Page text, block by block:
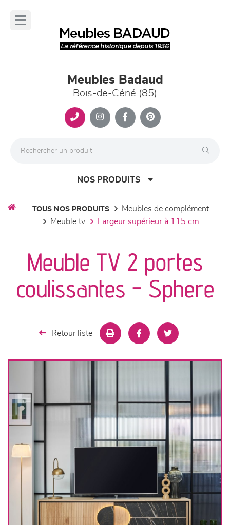
Meubles Badaud
Bois-de-Céné (85)
NOS PRODUITS
séjours
meubles de complément
TOUS NOS PRODUITS
meubles de complément
meuble tv
largeur supérieur à 115 cm
Meuble TV 2 portes
coulissantes - Sphere
Retour liste